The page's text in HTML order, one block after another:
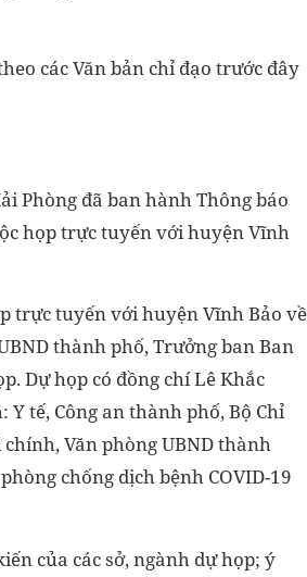
các Văn bản chỉ đạo trước đây
Phòng đã ban hành Thông báo
họp trực tuyến với huyện Vĩnh
trực tuyến với huyện Vĩnh Bảo về
thành phố, Trưởng ban Ban
Dự họp có đồng chí Lê Khắc
tế, Công an thành phố, Bộ Chỉ
Văn phòng UBND thành
chống dịch bệnh COVID-19
của các sở, ngành dự họp; ý